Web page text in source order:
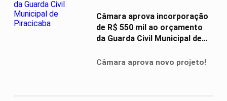
Câmara aprova incorporação
de R$ 550 mil ao orçamento
da Guarda Civil Municipal de
Câmara aprova novo projeto!